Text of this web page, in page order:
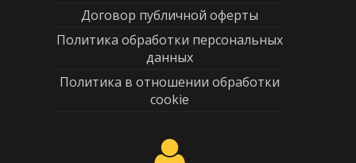
Договор публичной оферты
Политика обработки персональных
данных
Политика в отношении обработки
cookie